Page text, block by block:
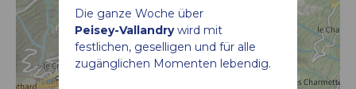
Die ganze Woche über
Peisey-Vallandrywird mit
festlichen, geselligen und für alle
zugänglichen Momenten lebendig.